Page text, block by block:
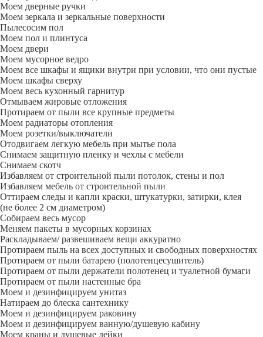
Моем дверные ручки
Моем зеркала и зеркальные поверхности
Пылесосим пол
Моем пол и плинтуса
Моем двери
Моем мусорное ведро
Моем все шкафы и ящики внутри при условии, что они пустые
Моем шкафы сверху
Моем весь кухонный гарнитур
Отмываем жировые отложения
Протираем от пыли все крупные предметы
Моем радиаторы отопления
Моем розетки/выключатели
Отодвигаем легкую мебель при мытье пола
Снимаем защитную пленку и чехлы с мебели
Снимаем скотч
Избавляем от строительной пыли потолок, стены и пол
Избавляем мебель от строительной пыли
Оттираем следы и капли краски, штукатурки, затирки, клея
(не более 2 см диаметром)
Собираем весь мусор
Меняем пакеты в мусорных корзинах
Раскладываем/ развешиваем вещи аккуратно
Протираем пыль на всех доступных и свободных поверхностях
Протираем от пыли батарею (полотенцесушитель)
Протираем от пыли держатели полотенец и туалетной бумаги
Протираем от пыли настенные бра
Моем и дезинфицируем унитаз
Натираем до блеска сантехнику
Моем и дезинфицируем раковину
Моем и дезинфицируем ванную/душевую кабину
Моем краны и душевые лейки